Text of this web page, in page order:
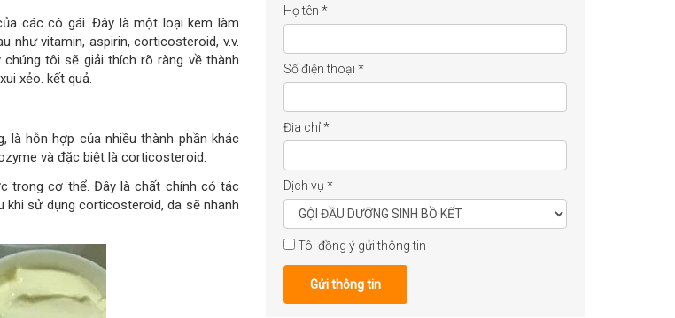
các cô gái. Đây là một loại kem làm
như vitamin, aspirin, corticosteroid, v.v.
tôi sẽ giải thích rõ ràng về thành
xẻo. kết quả.
là hỗn hợp của nhiều thành phần khác
và đặc biệt là corticosteroid.
trong cơ thể. Đây là chất chính có tác
khi sử dụng corticosteroid, da sẽ nhanh
Họ tên *
Số điện thoại *
Địa chỉ*
Dịch vụ *
Tôi đồng ý gửi thông tin
Gửi thông tin